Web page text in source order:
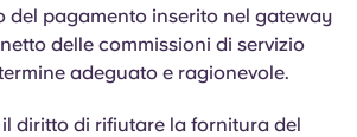
del pagamento inserito nel gateway
delle commissioni di servizio
adeguato e ragionevole.
il diritto di rifiutare la fornitura del